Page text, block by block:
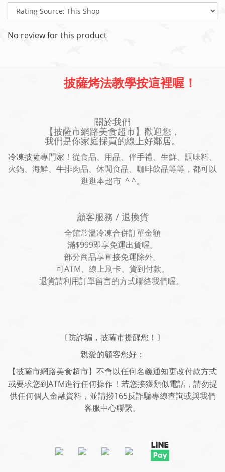
No review for this product
披薩烤法教學按這裡喔！
關於我們
【披薩市網路美食超市】歡迎您，
我們是你家庭採買的線上好鄰居。
冷凍披薩專門家！ 從食品、用品、伴手禮、生鮮、調味料、
火鍋、海鮮、牛排肉品、休閒食品、咖啡飲品等等，都可以
逛逛本超市 ^ ^。
顧客服務 / 退換貨
全館常溫冷凍合併訂單金額
滿$999即享免運出貨喔。
部分商品享直接免運除外。
可ATM、線上刷卡、貨到付款。
退貨請利用訂單留言的方式聯絡我們喔。
〔防詐騙，披薩市提醒您！〕
親愛的顧客您好：
【披薩市網路美食超市】不會以任何名義通知更改付款方式
或要求您到ATM進行任何操作！若您接獲類似電話，請勿提
供任何個人金融資料，並請撥165反詐騙專線查詢或與我們
客服中心聯繫。